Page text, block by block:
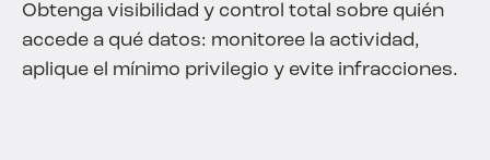
Obtenga visibilidad y control total sobre quién
accede a qué datos: monitoree la actividad,
aplique el mínimo privilegio y evite infracciones.